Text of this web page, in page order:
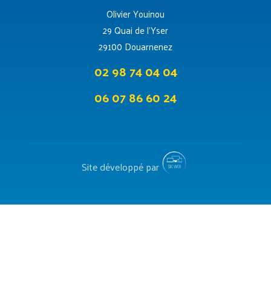
Olivier Youinou
29 Quai de l’Yser
29100 Douarnenez
02 98 74 04 04
06 07 86 60 24
Site développé par